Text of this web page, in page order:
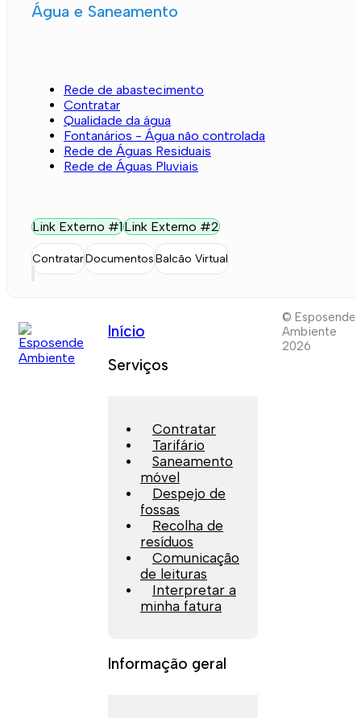
Água e Saneamento
Rede de abastecimento
Contratar
Qualidade da água
Fontanários - Água não controlada
Rede de Águas Residuais
Rede de Águas Pluviais
Link Externo #1Link Externo #2
ContratarDocumentosBalcão Virtual
Início
Serviços
Contratar
Tarifário
Saneamento
móvel
Despejo de
fossas
Recolha de
resíduos
Comunicação
de leituras
Interpretar a
minha fatura
Informação geral
© Esposende
Ambiente
2026